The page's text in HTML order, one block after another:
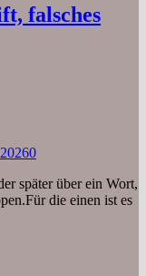
falsches
0
später über ein Wort,
die einen ist es